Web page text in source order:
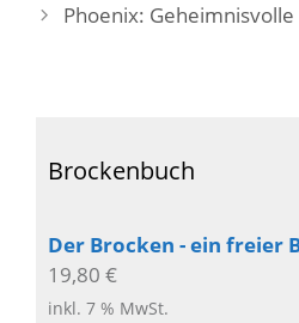
Phoenix:
Brockenbuch
Der Brocken - ein freier
19,80 €
inkl. 7 % MwSt.